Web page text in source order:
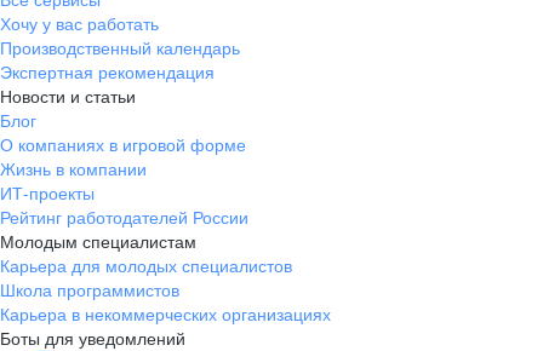
Хочу у вас работать
Производственный календарь
Экспертная рекомендация
Новости и статьи
Блог
О компаниях в игровой форме
Жизнь в компании
ИТ-проекты
Рейтинг работодателей России
Молодым специалистам
Карьера для молодых специалистов
Школа программистов
Карьера в некоммерческих организациях
Боты для уведомлений